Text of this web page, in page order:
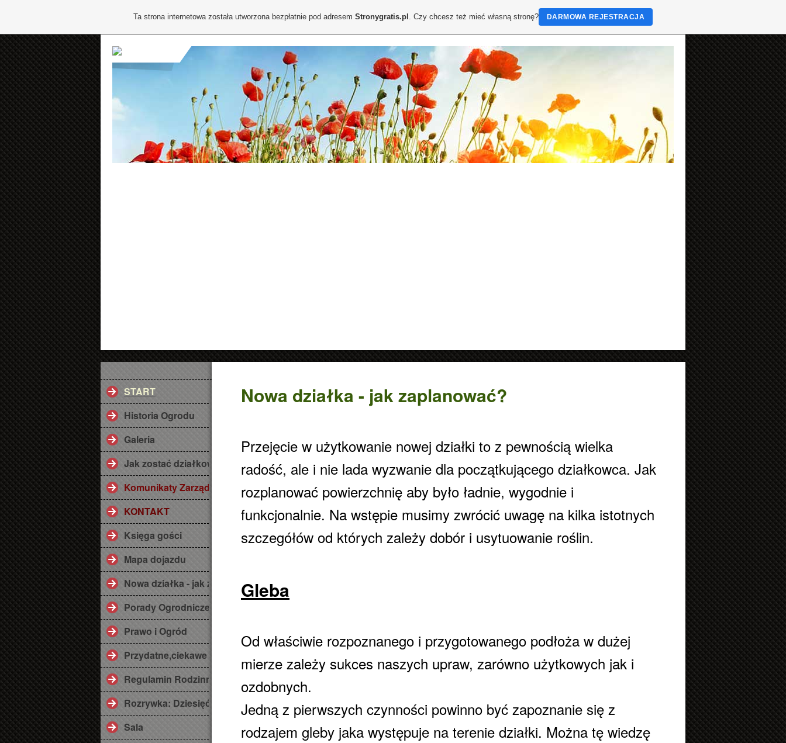
START
Historia Ogrodu
Galeria
Jak zostać działkowcem ? Przydatne informacje.
Komunikaty Zarządu
KONTAKT
Księga gości
Mapa dojazdu
Nowa działka - jak zaplanować?
Porady Ogrodnicze
Prawo i Ogród
Przydatne,ciekawe linki ;)
Regulamin Rodzinnego Ogrodu Działkowego
Rozrywka: Dziesięć przykazań ogrodnika działkowca
Sala
Nowa działka - jak zaplanować?
Przejęcie w użytkowanie nowej działki to z pewnością wielka
radość, ale i nie lada wyzwanie dla początkującego działkowca. Jak
rozplanować powierzchnię aby było ładnie, wygodnie i
funkcjonalnie. Na wstępie musimy zwrócić uwagę na kilka istotnych
szczegółów od których zależy dobór i usytuowanie roślin.
Gleba
Od właściwie rozpoznanego i przygotowanego podłoża w dużej
mierze zależy sukces naszych upraw, zarówno użytkowych jak i
ozdobnych.
Jedną z pierwszych czynności powinno być zapoznanie się z
rodzajem gleby jaka występuje na terenie działki. Można tę wiedzę
Ta strona internetowa została utworzona bezpłatnie pod adresem Stronygratis.pl . Czy chcesz też mieć własną stronę? DARMOWA REJESTRACJA